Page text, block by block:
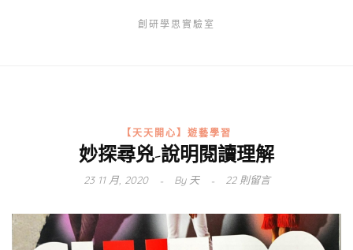
創研學思實驗室
【天天開心】遊藝學習
妙探尋兇-說明閱讀理解
23 11 月, 2020 By天 22 則留言